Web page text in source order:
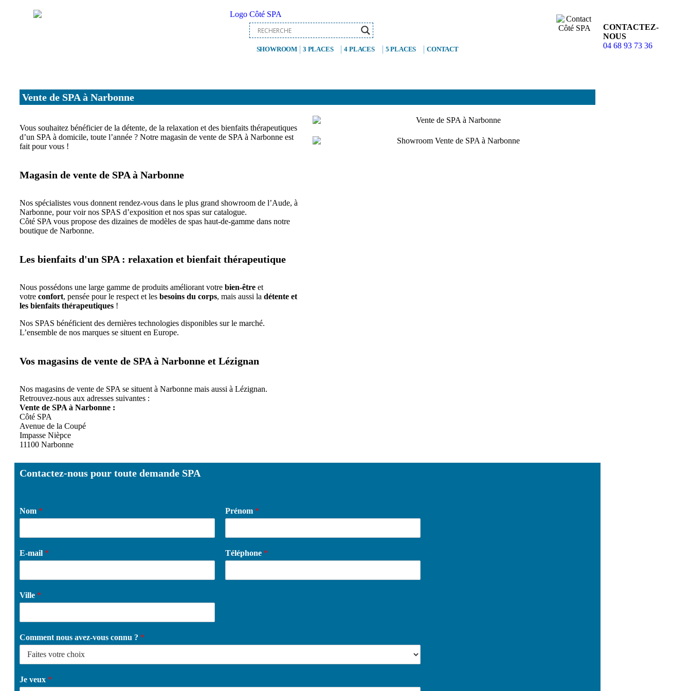
SHOWROOM 3 PLACES 4 PLACES 5 PLACES CONTACT
CONTACTEZ-
NOUS
04 68 93 73 36
Vente de SPA à Narbonne
Vous souhaitez bénéficier de la détente, de la relaxation et des bienfaits thérapeutiques
d’un SPA à domicile, toute l’année ? Notre magasin de vente de SPA à Narbonne est
fait pour vous !
Magasin de vente de SPA à Narbonne
Nos spécialistes vous donnent rendez-vous dans le plus grand showroom de l’Aude, à
Narbonne, pour voir nos SPAS d’exposition et nos spas sur catalogue.
Côté SPA vous propose des dizaines de modèles de spas haut-de-gamme dans notre
boutique de Narbonne.
Les bienfaits d'un SPA : relaxation et bienfait thérapeutique
Nous possédons une large gamme de produits améliorant votre bien-être et
votre confort, pensée pour le respect et les besoins du corps, mais aussi la détente et
les bienfaits thérapeutiques !
Nos SPAS bénéficient des dernières technologies disponibles sur le marché.
L’ensemble de nos marques se situent en Europe.
Vos magasins de vente de SPA à Narbonne et Lézignan
Nos magasins de vente de SPA se situent à Narbonne mais aussi à Lézignan.
Retrouvez-nous aux adresses suivantes :
Vente de SPA à Narbonne :
Côté SPA
Avenue de la Coupé
Impasse Nièpce
11100 Narbonne
Contactez-nous pour toute demande SPA
Nom * Prénom *
E-mail * Téléphone *
Ville *
Comment nous avez-vous connu ? *
Je veux *